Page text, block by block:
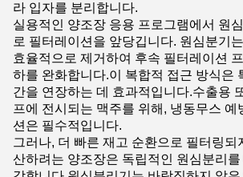
라 입자를 분리합니다.
실용적인 양조장 응용 프로그램에서 원
로 필터레이션을 앞당깁니다. 원심분기
효율적으로 제거하여 후속 필터레이션
하를 완화합니다.이 복합적 접근 방식은
간을 연장하는 데 효과적입니다.수출용
프에 전시되는 맥주를 위해, 냉동무스 예
션은 필수적입니다.
그러나, 더 빠른 재고 순환으로 필터링되
산하려는 양조장은 독립적인 원심분리